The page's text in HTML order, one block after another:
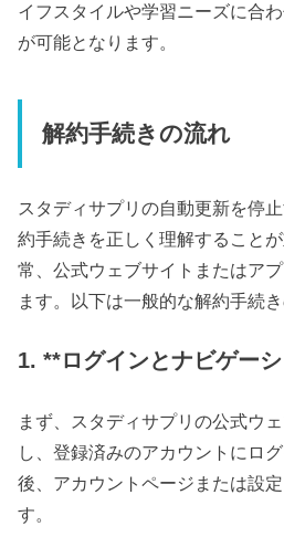
イフスタイルや学習ニーズに合
が可能となります。
解約手続きの流れ
スタディサプリの自動更新を停
約手続きを正しく理解すること
常、公式ウェブサイトまたはア
ます。以下は一般的な解約手続
1. **ログインとナビゲー
まず、スタディサプリの公式ウ
し、登録済みのアカウントにロ
後、アカウントページまたは設
す。